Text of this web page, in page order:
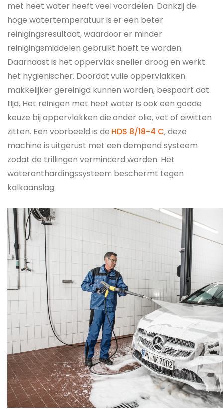
met heet water heeft veel voordelen. Dankzij de
hoge watertemperatuur is er een beter
reinigingsresultaat, waardoor er minder
reinigingsmiddelen gebruikt hoeft te worden.
Daarnaast is het oppervlak sneller droog en werkt
het hygiënischer. Doordat vuile oppervlakken
makkelijker gereinigd kunnen worden, bespaart dat
tijd. Het reinigen met heet water is ook een goede
keuze bij oppervlakken die onder olie, vet of eiwitten
zitten. Een voorbeeld is de HDS 8/18-4 C, deze
machine is uitgerust met een dempend systeem
zodat de trillingen verminderd worden. Het
wateronthardingssysteem beschermt tegen
kalkaanslag.